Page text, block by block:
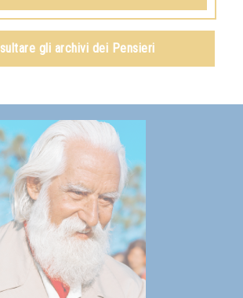
Omraam Mikhaël Aïvanhov
spirito vivente, capitolo IX
gli archivi dei Pensieri